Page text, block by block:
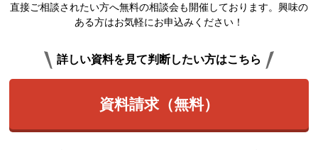
直接ご相談されたい方へ無料の相談会も開催しております。興味の
ある方はお気軽にお申込みください！
詳しい資料を見て判断したい方はこちら
資料請求（無料）